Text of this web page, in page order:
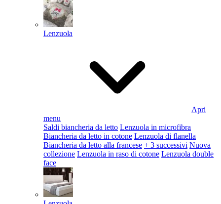
Lenzuola
Apri
menu
Saldi biancheria da letto Lenzuola in microfibra
Biancheria da letto in cotone Lenzuola di flanella
Biancheria da letto alla francese + 3 successivi Nuova
collezione Lenzuola in raso di cotone Lenzuola double
face